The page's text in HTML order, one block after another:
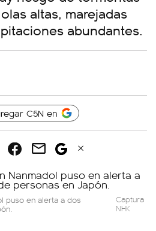
altas, marejadas
abundantes.
C5N en
puso en alerta a dos
Captura
NHK